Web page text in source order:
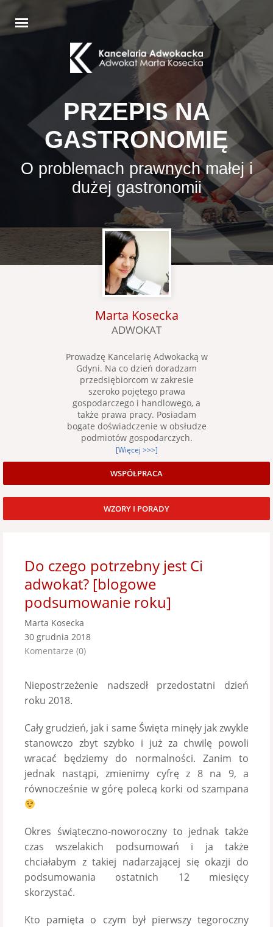
PRZEPIS NA
GASTRONOMIĘ
O problemach prawnych małej i
dużej gastronomii
Marta Kosecka
ADWOKAT
Prowadzę Kancelarię Adwokacką w
Gdyni. Na co dzień doradzam
przedsiębiorcom w zakresie
szeroko pojętego prawa
gospodarczego i handlowego, a
także prawa pracy. Posiadam
bogate doświadczenie w obsłudze
podmiotów gospodarczych.
[Więcej >>>]
WSPÓŁPRACA
WZORY I PORADY
Do czego potrzebny jest Ci
adwokat? [blogowe
podsumowanie roku]
Marta Kosecka
30 grudnia 2018
Komentarze (0)
Niepostrzeżenie nadszedł przedostatni dzień
roku 2018.
Cały grudzień, jak i same Święta minęły jak zwykle
stanowczo zbyt szybko i już za chwilę powoli
wracać będziemy do normalności. Zanim to
jednak nastąpi, zmienimy cyfrę z 8 na 9, a
równocześnie w górę polecą korki od szampana
Okres świąteczno-noworoczny to jednak także
czas wszelakich podsumowań i ja także
chciałabym z takiej nadarzającej się okazji do
podsumowania ostatnich 12 miesięcy
skorzystać.
Kto pamięta o czym był pierwszy tegoroczny